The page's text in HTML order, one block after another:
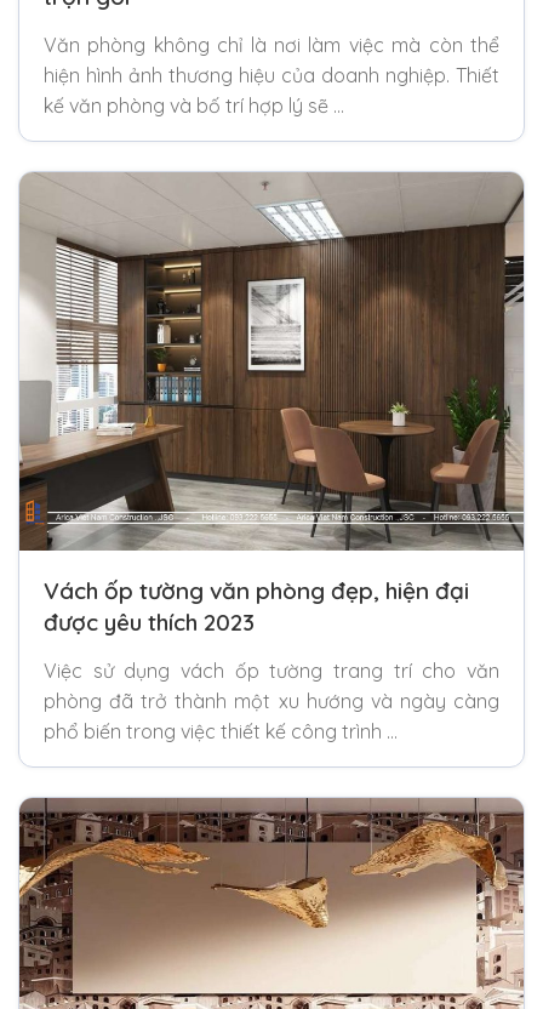
Văn phòng không chỉ là nơi làm việc mà còn thể
hiện hình ảnh thương hiệu của doanh nghiệp. Thiết
kế văn phòng và bố trí hợp lý sẽ …
Vách ốp tường văn phòng đẹp, hiện đại
được yêu thích 2023
Việc sử dụng vách ốp tường trang trí cho văn
phòng đã trở thành một xu hướng và ngày càng
phổ biến trong việc thiết kế công trình …